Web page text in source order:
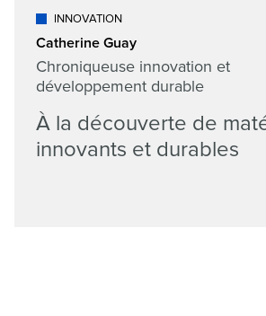
INNOVATION
Catherine Guay
Chroniqueuse innovation et
développement durable
À la découverte de
innovants et durables